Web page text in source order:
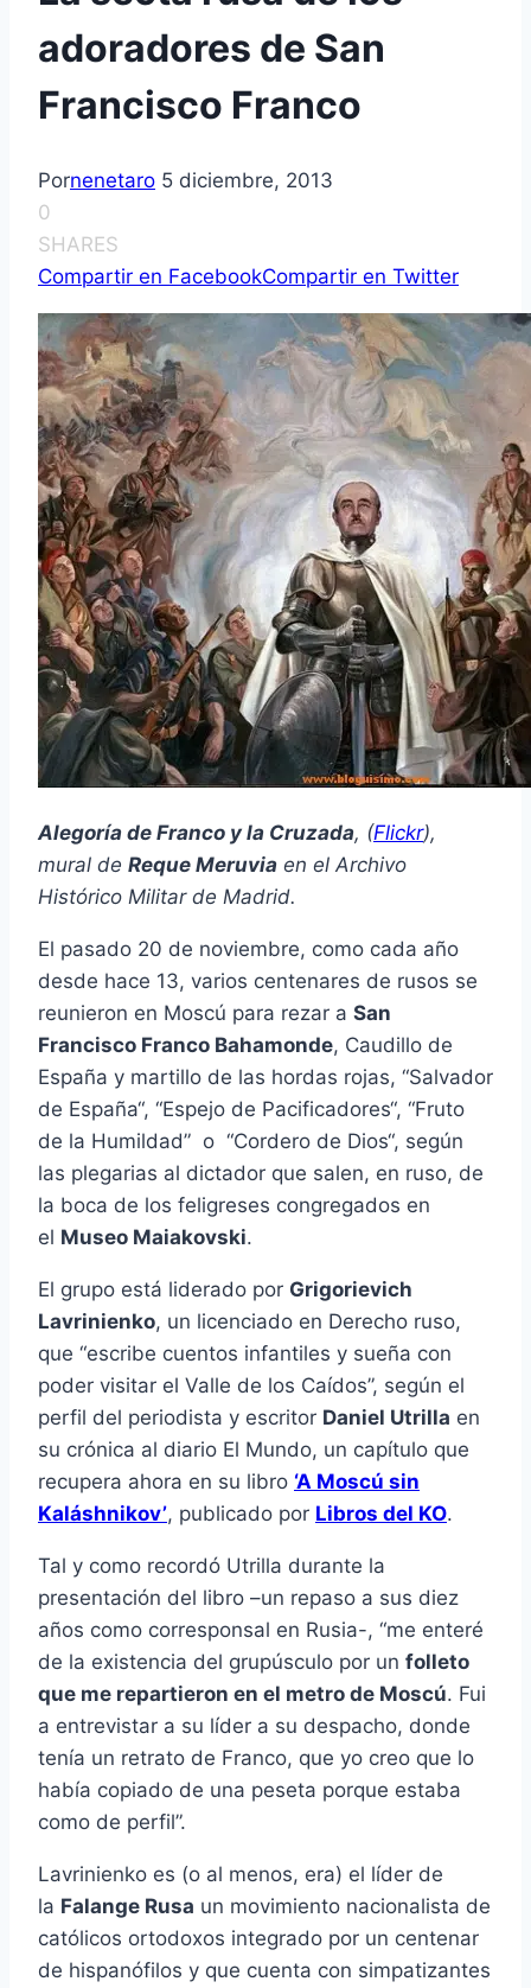
adoradores de San
Francisco Franco
Pornenetaro 5 diciembre, 2013
0
SHARES
Compartir en FacebookCompartir en Twitter
Alegoría de Franco y la Cruzada, (Flickr),
mural de Reque Meruvia en el Archivo
Histórico Militar de Madrid.
El pasado 20 de noviembre, como cada año
desde hace 13, varios centenares de rusos se
reunieron en Moscú para rezar a San
Francisco Franco Bahamonde, Caudillo de
España y martillo de las hordas rojas, “Salvador
de España“, “Espejo de Pacificadores“, “Fruto
de la Humildad” o “Cordero de Dios“, según
las plegarias al dictador que salen, en ruso, de
la boca de los feligreses congregados en
el Museo Maiakovski.
El grupo está liderado por Grigorievich
Lavrinienko, un licenciado en Derecho ruso,
que “escribe cuentos infantiles y sueña con
poder visitar el Valle de los Caídos”, según el
perfil del periodista y escritor Daniel Utrilla en
su crónica al diario El Mundo, un capítulo que
recupera ahora en su libro ‘A Moscú sin
Kaláshnikov’, publicado por Libros del KO.
Tal y como recordó Utrilla durante la
presentación del libro –un repaso a sus diez
años como corresponsal en Rusia-, “me enteré
de la existencia del grupúsculo por un folleto
que me repartieron en el metro de Moscú. Fui
a entrevistar a su líder a su despacho, donde
tenía un retrato de Franco, que yo creo que lo
había copiado de una peseta porque estaba
como de perfil”.
Lavrinienko es (o al menos, era) el líder de
la Falange Rusa un movimiento nacionalista de
católicos ortodoxos integrado por un centenar
de hispanófilos y que cuenta con simpatizantes